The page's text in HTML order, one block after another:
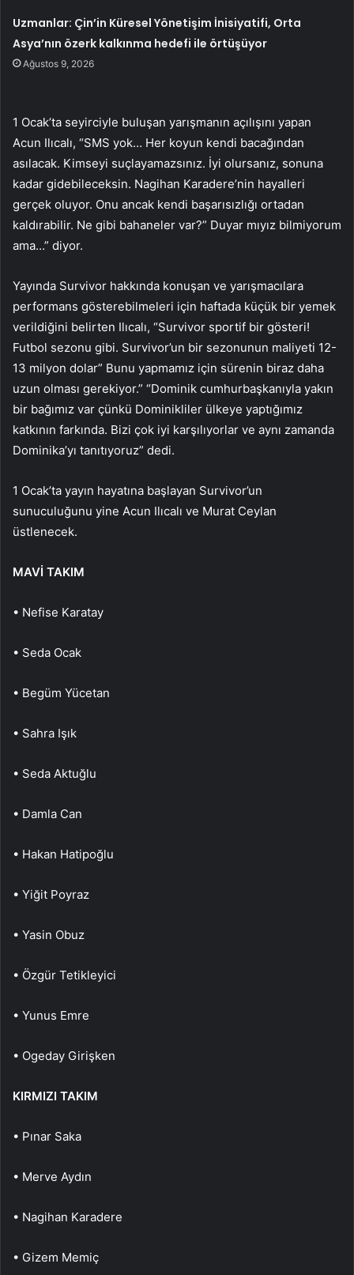
Uzmanlar: Çin’in Küresel Yönetişim İnisiyatifi, Orta
Asya’nın özerk kalkınma hedefi ile örtüşüyor
Ağustos 9, 2026
1 Ocak’ta seyirciyle buluşan yarışmanın açılışını yapan
Acun Ilıcalı, “SMS yok… Her koyun kendi bacağından
asılacak. Kimseyi suçlayamazsınız. İyi olursanız, sonuna
kadar gidebileceksin. Nagihan Karadere’nin hayalleri
gerçek oluyor. Onu ancak kendi başarısızlığı ortadan
kaldırabilir. Ne gibi bahaneler var?” Duyar mıyız bilmiyorum
ama…” diyor.
Yayında Survivor hakkında konuşan ve yarışmacılara
performans gösterebilmeleri için haftada küçük bir yemek
verildiğini belirten Ilıcalı, “Survivor sportif bir gösteri!
Futbol sezonu gibi. Survivor’un bir sezonunun maliyeti 12-
13 milyon dolar” Bunu yapmamız için sürenin biraz daha
uzun olması gerekiyor.” “Dominik cumhurbaşkanıyla yakın
bir bağımız var çünkü Dominikliler ülkeye yaptığımız
katkının farkında. Bizi çok iyi karşılıyorlar ve aynı zamanda
Dominika’yı tanıtıyoruz” dedi.
1 Ocak’ta yayın hayatına başlayan Survivor’un
sunuculuğunu yine Acun Ilıcalı ve Murat Ceylan
üstlenecek.
MAVİ TAKIM
• Nefise Karatay
• Seda Ocak
• Begüm Yücetan
• Sahra Işık
• Seda Aktuğlu
• Damla Can
• Hakan Hatipoğlu
• Yiğit Poyraz
• Yasin Obuz
• Özgür Tetikleyici
• Yunus Emre
• Ogeday Girişken
KIRMIZI TAKIM
• Pınar Saka
• Merve Aydın
• Nagihan Karadere
• Gizem Memiç